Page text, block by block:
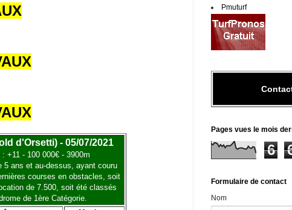
d'Orsetti) - 05/07/2021
+11 - 100 000€ - 3900m
5 ans et au-dessus, ayant couru
courses en obstacles, soit
de 7.500, soit été classés
de 1ère Catégorie.
Pmuturf
Pages vues le mois
6
Formulaire de contact
Nom